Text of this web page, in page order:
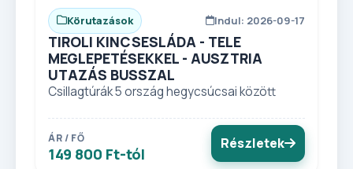
Körutazások Indul: 2026-09-17
TIROLI KINCSESLÁDA - TELE
MEGLEPETÉSEKKEL - AUSZTRIA
UTAZÁS BUSSZAL
Csillagtúrák 5 ország hegycsúcsai között
ÁR / FŐ
149 800 Ft-tól
Részletek